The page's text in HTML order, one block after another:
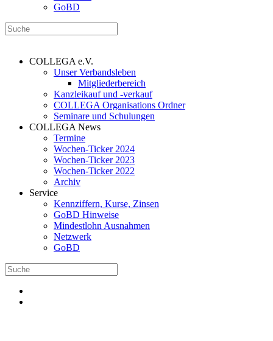
GoBD
COLLEGA e.V.
Unser Verbandsleben
Mitgliederbereich
Kanzleikauf und -verkauf
COLLEGA Organisations Ordner
Seminare und Schulungen
COLLEGA News
Termine
Wochen-Ticker 2024
Wochen-Ticker 2023
Wochen-Ticker 2022
Archiv
Service
Kennziffern, Kurse, Zinsen
GoBD Hinweise
Mindestlohn Ausnahmen
Netzwerk
GoBD